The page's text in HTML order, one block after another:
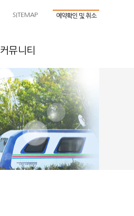
SITEMAP 예약확인 및 취소
커뮤니티